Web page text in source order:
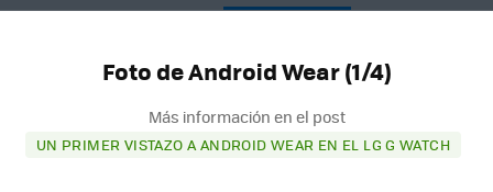
Foto de Android Wear (1/4)
Más información en el post
UN PRIMER VISTAZO A ANDROID WEAR EN EL LG G WATCH